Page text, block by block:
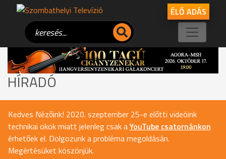
ÉLŐ ADÁS
HÍRADÓ
Kedves Nézőink! 2020. szeptember 25-e előtti videóink
technikai okok miatt jelenleg csak aYouTube csatornánkon
érhetőek el. Dolgozunk a probléma megoldásán.
Megértésüket köszönjük.